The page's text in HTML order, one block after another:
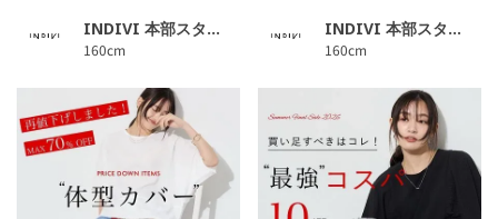
INDIVI 本部スタッフ
160cm
INDIVI 本部スタッフ
160cm